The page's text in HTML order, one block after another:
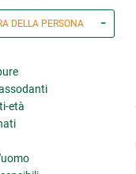
DELLA PERSONA
età
€ 13.41(-10%)